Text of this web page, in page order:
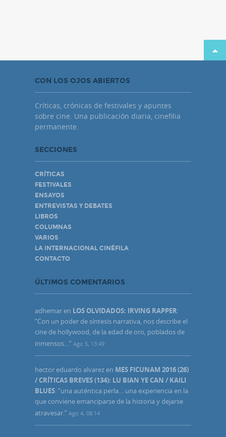
CON LOS OJOS ABIERTOS
Críticas, crónicas de festivales y apuntes
sobre cine. Una publicación diaria, cinefilia
permanente.
SECCIONES
CRÍTICAS
FESTIVALES
ENSAYOS
ENTREVISTAS Y DEBATES
LIBROS
COLUMNAS
VARIOS
LA INTERNACIONAL CINÉFILA
CONTACTO
ÚLTIMOS COMENTARIOS
adhemar en LOS OLVIDADOS: IRVING RAPPER:
“Con un poder de síntesis narrativa, nos describe el
cine de hollywood, de la edad de oro, poblados de
inmensos… ” Ago 5, 13:49
hector eduardo alvarez en MES FICUNAM 2016 (26)
/ CRÍTICAS BREVES (134): LU BIAN YE CAN / KAILI
BLUES: “una auténtica perla… una experiencia en la
que conviene emanciparse de la historia y dejarse
atravesar.” Ago 4, 08:14